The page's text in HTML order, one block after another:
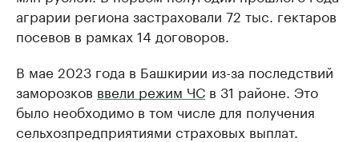
аграрии региона застраховали 72 тыс. гектаров
посевов в рамках 14 договоров.
В мае 2023 года в Башкирии из-за последствий
заморозков ввели режим ЧС в 31 районе. Это
было необходимо в том числе для получения
сельхозпредприятиями страховых выплат.